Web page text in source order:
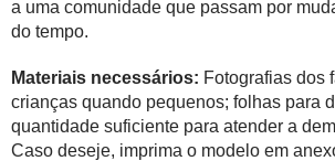
a uma comunidade que passam por
do tempo.
Materiais necessários: Fotografias dos
crianças quando pequenos; folhas para
quantidade suficiente para atender a
Caso deseje, imprima o modelo em